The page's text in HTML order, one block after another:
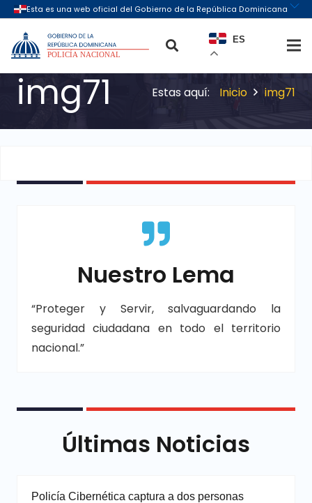
ES
img71 Inicio img71
Nuestro Lema
“Proteger y Servir, salvaguardando la
seguridad ciudadana en todo el territorio
nacional.”
Últimas Noticias
Policía Cibernética captura a dos personas